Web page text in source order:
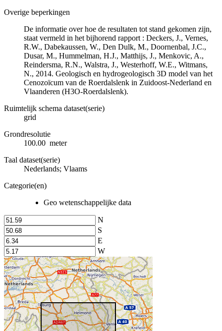
Overige beperkingen
De informatie over hoe de resultaten tot stand gekomen zijn,
staat vermeld in het bijhorend rapport : Deckers, J., Vernes,
R.W., Dabekaussen, W., Den Dulk, M., Doornenbal, J.C.,
Dusar, M., Hummelman, H.J., Matthijs, J., Menkovic, A.,
Reindersma, R.N., Walstra, J., Westerhoff, W.E., Witmans,
N., 2014. Geologisch en hydrogeologisch 3D model van het
Cenozoïcum van de Roerdalslenk in Zuidoost-Nederland en
Vlaanderen (H3O-Roerdalslenk).
Ruimtelijk schema dataset(serie)
grid
Grondresolutie
100.00 meter
Taal dataset(serie)
Nederlands; Vlaams
Categorie(en)
Geo wetenschappelijke data
N
S
E
W